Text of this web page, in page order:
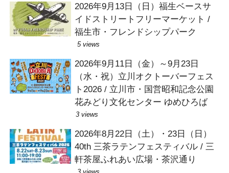
2026年9月13日（日）福生ベースサ
イドストリートフリーマーケット /
福生市・フレンドシップパーク
5 views
2026年9月11日（金）～9月23日
（水・祝）立川オクトーバーフェス
ト2026 / 立川市・国営昭和記念公園
花みどり文化センター ゆめひろば
3 views
2026年8月22日（土）・23日（日）
40th 三茶ラテンフェスティバル / 三
軒茶屋ふれあい広場・茶沢通り